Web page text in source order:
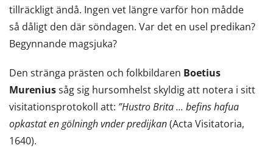
tillräckligt ändå. Ingen vet längre varför hon mådde
så dåligt den där söndagen. Var det en usel predikan?
Begynnande magsjuka?
Den stränga prästen och folkbildaren Boetius
Mureniussåg sig hursomhelst skyldig att notera i sitt
visitationsprotokoll att: ”Hustro Brita ... befins hafua
opkastat en gölningh vnder predijkan(Acta Visitatoria,
1640).